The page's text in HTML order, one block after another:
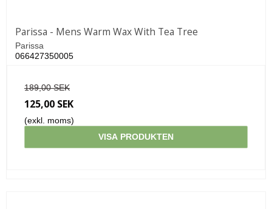
Parissa - Mens Warm Wax With Tea Tree
Parissa
066427350005
189,00 SEK
125,00 SEK
(exkl. moms)
VISA PRODUKTEN